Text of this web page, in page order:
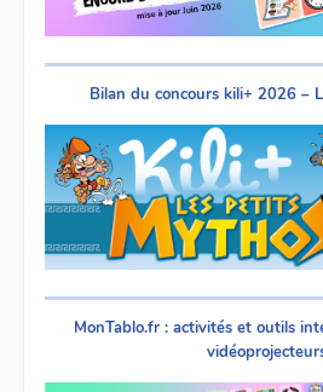
Bilan du concours kili+ 2026 –
MonTablo.fr : activités et outils